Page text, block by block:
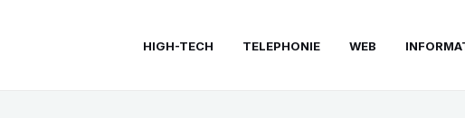
HIGH-TECH TELEPHONIE WEB